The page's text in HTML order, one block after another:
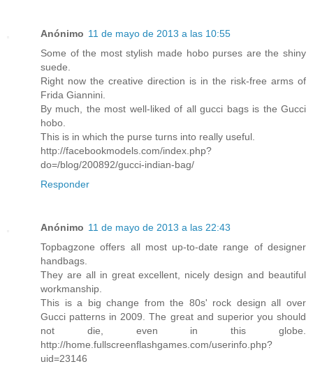
Anónimo 11 de mayo de 2013 a las 10:55
Some of the most stylish made hobo purses are the shiny
suede.
Right now the creative direction is in the risk-free arms of
Frida Giannini.
By much, the most well-liked of all gucci bags is the Gucci
hobo.
This is in which the purse turns into really useful.
http://facebookmodels.com/index.php?
do=/blog/200892/gucci-indian-bag/
Responder
Anónimo 11 de mayo de 2013 a las 22:43
Topbagzone offers all most up-to-date range of designer
handbags.
They are all in great excellent, nicely design and beautiful
workmanship.
This is a big change from the 80s' rock design all over
Gucci patterns in 2009. The great and superior you should
not die, even in this globe.
http://home.fullscreenflashgames.com/userinfo.php?
uid=23146